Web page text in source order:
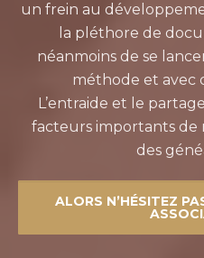
un frein au
la pléthore de
néanmoins de se
méthode et avec
L’entraide et le
facteurs importants de
des
ALORS N’HÉSITEZ